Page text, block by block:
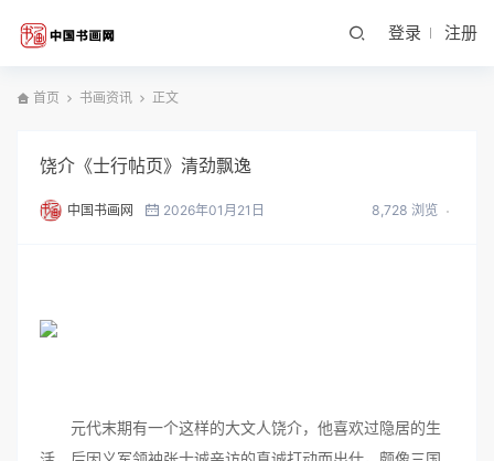
登录 注册
首页 书画资讯 正文
饶介《士行帖页》清劲飘逸
中国书画网 2026年01月21日 8,728 浏览
元代末期有一个这样的大文人饶介，他喜欢过隐居的生